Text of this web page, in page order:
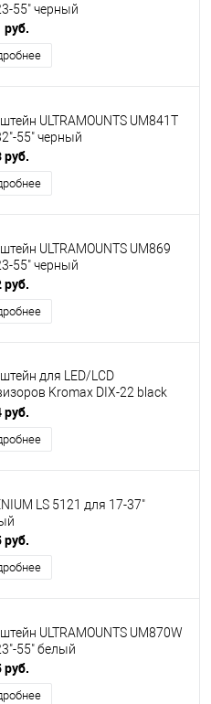
55" черный
руб.
ULTRAMOUNTS UM841T
55" черный
руб.
ULTRAMOUNTS UM869
55" черный
руб.
для LED/LCD
Kromax DIX-22 black
руб.
LS 5121 для 17-37"
руб.
ULTRAMOUNTS UM870W
55" белый
руб.